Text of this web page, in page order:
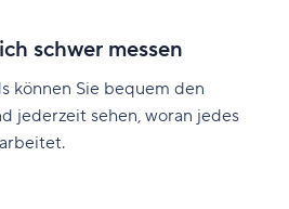
schwer messen
können Sie bequem den
jederzeit sehen, woran jedes